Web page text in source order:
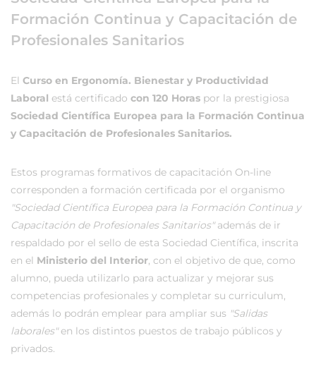
Formación Continua y Capacitación de
Profesionales Sanitarios
El Curso en Ergonomía. Bienestar y Productividad
Laboral está certificado con 120 Horas por la prestigiosa
Sociedad Científica Europea para la Formación Continua
y Capacitación de Profesionales Sanitarios.
Estos programas formativos de capacitación On-line
corresponden a formación certificada por el organismo
"Sociedad Científica Europea para la Formación Continua y
Capacitación de Profesionales Sanitarios"además de ir
respaldado por el sello de esta Sociedad Científica, inscrita
en el Ministerio del Interior, con el objetivo de que, como
alumno, pueda utilizarlo para actualizar y mejorar sus
competencias profesionales y completar su curriculum,
además lo podrán emplear para ampliar sus "Salidas
laborales"en los distintos puestos de trabajo públicos y
privados.